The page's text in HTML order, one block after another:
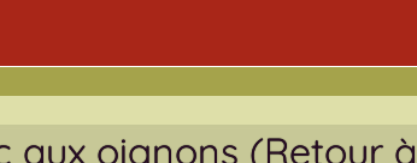
aux oignons (Retour